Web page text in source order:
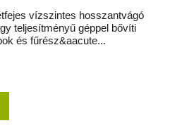
vízszintes hosszantvágó
teljesítményű géppel bővíti
és fűrész&aacute...